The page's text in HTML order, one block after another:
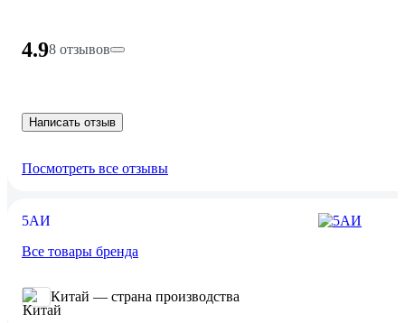
4.98 отзывов
Написать отзыв
Посмотреть все отзывы
5АИ
Все товары бренда
Китай — страна производства